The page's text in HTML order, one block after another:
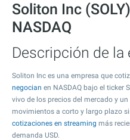
Soliton Inc
NASDAQ
Descripción de la
Soliton Inc es una empresa que
negocian en NASDAQ bajo el ticker
vivo de los precios del mercado y
movimientos a corto y largo plazo
cotizaciones en streaming más
demanda USD.